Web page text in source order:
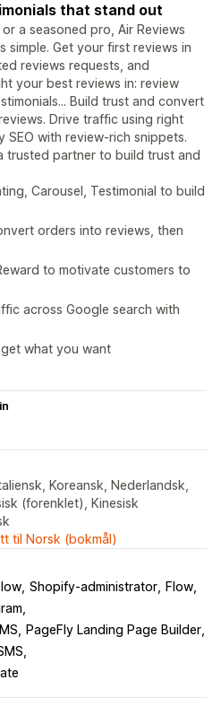
that stand out
a seasoned pro, Air Reviews
simple. Get your first reviews in
reviews requests, and
your best reviews in: review
Build trust and convert
Drive traffic using right
SEO with review-rich snippets.
trusted partner to build trust and
Carousel, Testimonial to build
orders into reviews, then
to motivate customers to
across Google search with
what you want
Koreansk, Nederlandsk,
(forenklet), Kinesisk
til Norsk (bokmål)
Shopify-administrator
Flow
PageFly Landing Page Builder